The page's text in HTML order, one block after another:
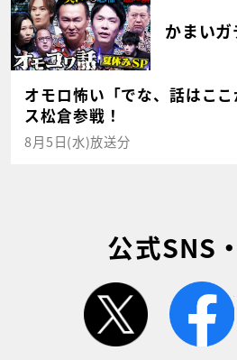
かまいガ
オモロ怖い「でな、話はこ
ス松倉参戦！
8月5日(水)放送分
公式SNS
twitter